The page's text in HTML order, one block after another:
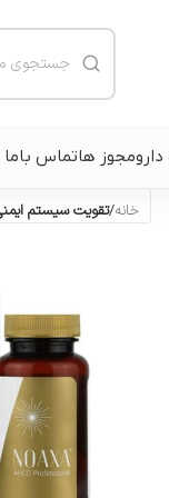
مجوز هاتماس باما
خانه/تقویت سیستم